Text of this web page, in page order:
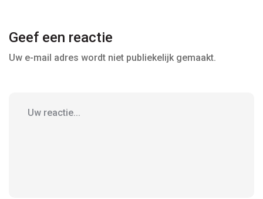
Geef een reactie
Uw e-mail adres wordt niet publiekelijk gemaakt.